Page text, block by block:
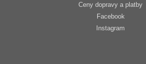
Ceny dopravy a platby
Facebook
Instagram